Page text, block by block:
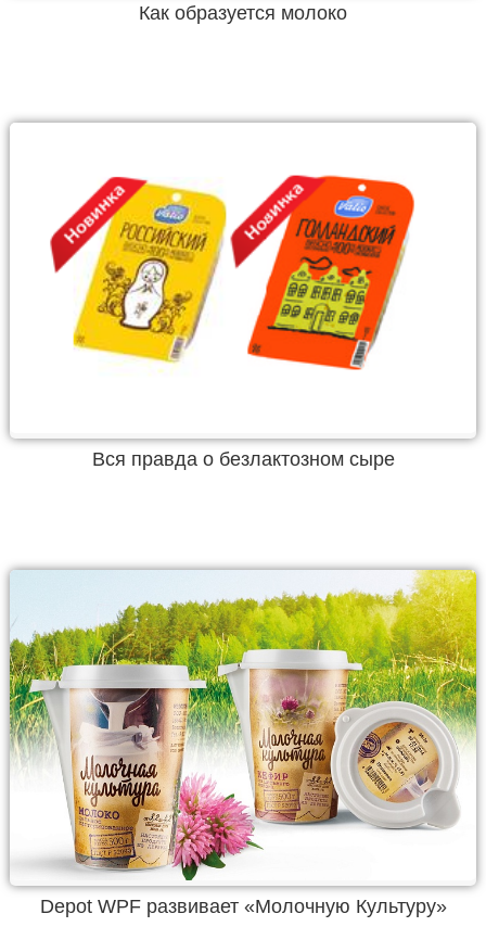
Как образуется молоко
Вся правда о безлактозном сыре
Depot WPF развивает «Молочную Культуру»